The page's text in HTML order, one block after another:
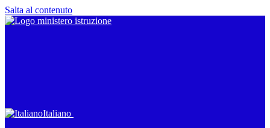
Salta al contenuto
Italiano